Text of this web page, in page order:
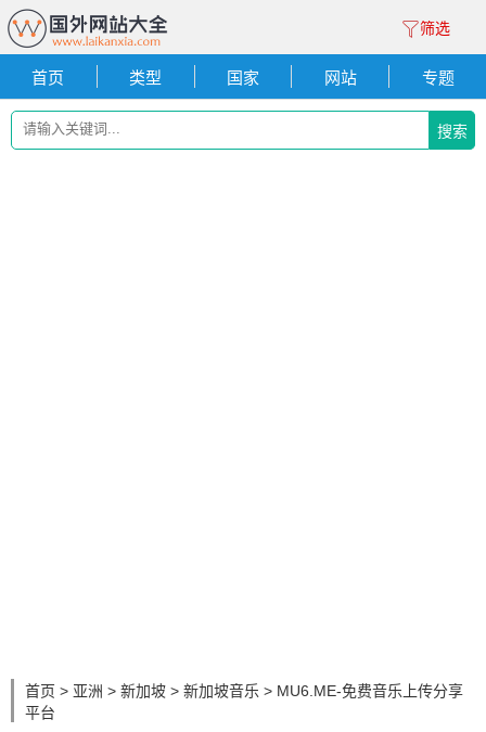
筛选
首页 类型 国家 网站 专题
搜索
首页 > 亚洲 > 新加坡 > 新加坡音乐 > MU6.ME-免费音乐上传分享
平台